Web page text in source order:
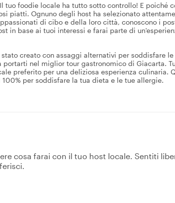
tuo foodie locale ha tutto sotto controllo! E poiché
piatti. Ognuno degli host ha selezionato
di cibo e della loro città, conoscono i
in base ai tuoi interessi e farai parte di
creato con assaggi alternativi per soddisfare
nel miglior tour gastronomico di Giacarta.
preferito per una deliziosa esperienza culinaria.
per soddisfare la tua dieta e le tue allergie.
cosa farai con il tuo host locale. Sentiti